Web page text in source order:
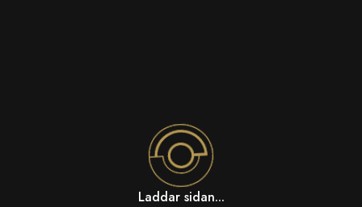
Laddar sidan...